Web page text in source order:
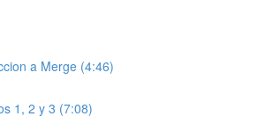
a Merge (4:46)
1, 2 y 3 (7:08)